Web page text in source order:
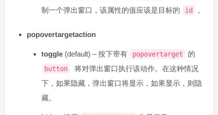
制一个弹出窗口，该属性的值应该是目标的
id 。
popovertargetaction
toggle (default) – 按下带有 popovertarget 的
button
将对弹出窗口执行该动作。在这种情况
下，如果隐藏，弹出窗口将显示，如果显示，则隐
藏。